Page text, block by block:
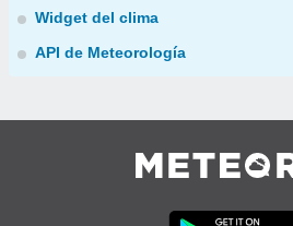
Widget del clima
API de Meteorología